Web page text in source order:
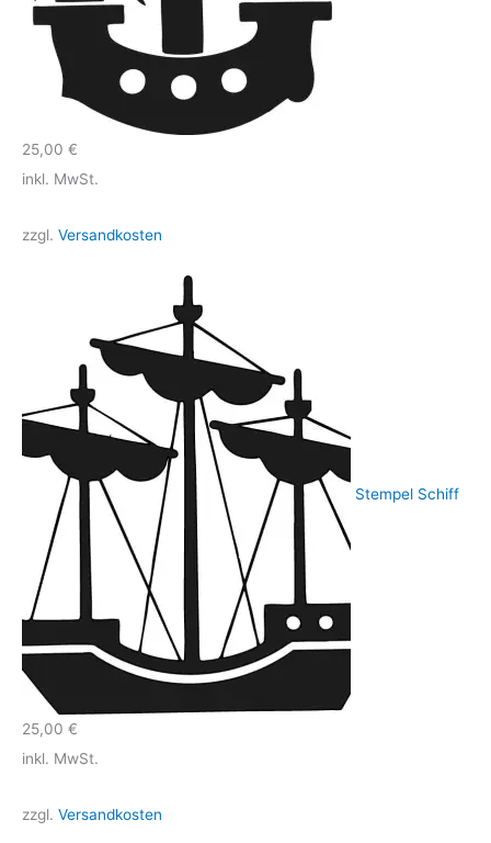
25,00 €
inkl. MwSt.
zzgl. Versandkosten
Stempel Schiff
25,00 €
inkl. MwSt.
zzgl. Versandkosten